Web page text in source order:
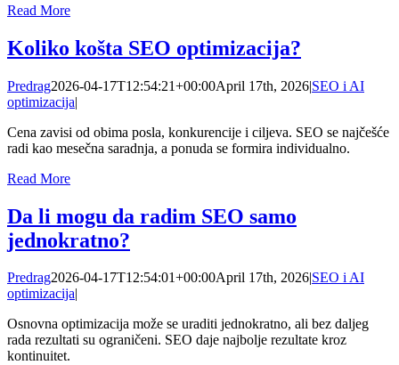
Read More
Koliko košta SEO optimizacija?
Predrag2026-04-17T12:54:21+00:00April 17th, 2026|SEO i AI
optimizacija|
Cena zavisi od obima posla, konkurencije i ciljeva. SEO se najčešće
radi kao mesečna saradnja, a ponuda se formira individualno.
Read More
Da li mogu da radim SEO samo
jednokratno?
Predrag2026-04-17T12:54:01+00:00April 17th, 2026|SEO i AI
optimizacija|
Osnovna optimizacija može se uraditi jednokratno, ali bez daljeg
rada rezultati su ograničeni. SEO daje najbolje rezultate kroz
kontinuitet.